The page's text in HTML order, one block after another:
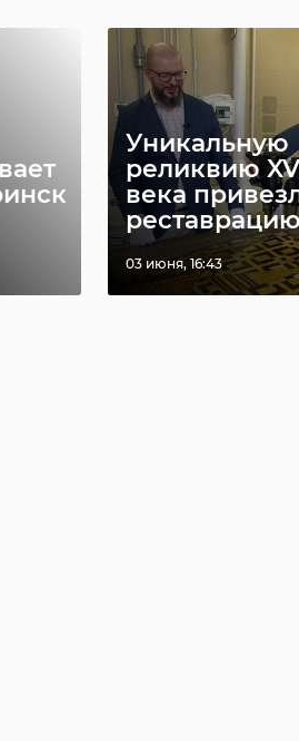
Уникальную
реликвию
века
03 июня, 16:43